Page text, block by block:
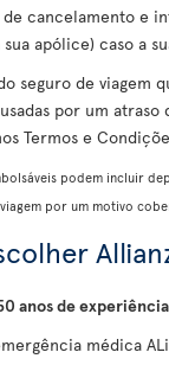
cancelamento e
apólice) caso a
seguro de
por um
Termos e
podem incluir
por um motivo
anos de experiência
médica